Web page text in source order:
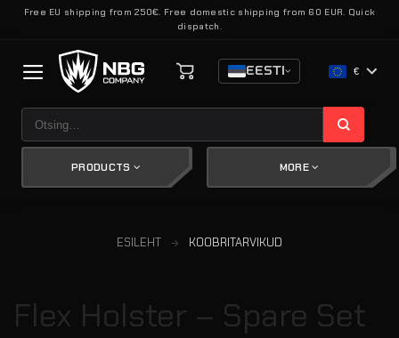
SkipFree EU shipping from 250€. Free domestic shipping from 60 EUR. Quick
dispatch.
EESTI €
PRODUCTS MORE
ESILEHT KOOBRITARVIKUD
Flex Holster – Spare Set